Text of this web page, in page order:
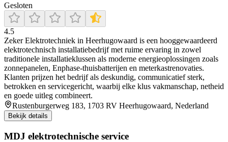
Gesloten
4.5
Zeker Elektrotechniek in Heerhugowaard is een hooggewaardeerd
elektrotechnisch installatiebedrijf met ruime ervaring in zowel
traditionele installatieklussen als moderne energieoplossingen zoals
zonnepanelen, Enphase-thuisbatterijen en meterkastrenovaties.
Klanten prijzen het bedrijf als deskundig, communicatief sterk,
betrokken en servicegericht, waarbij elke klus vakmanschap, netheid
en goede uitleg combineert.
Rustenburgerweg 183, 1703 RV Heerhugowaard, Nederland
Bekijk details
MDJ elektrotechnische service